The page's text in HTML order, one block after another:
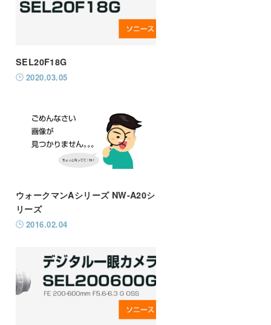
SEL20F18G
2020.03.05
ウォークマンAシリーズ NW-A20シ
リーズ
2016.02.04